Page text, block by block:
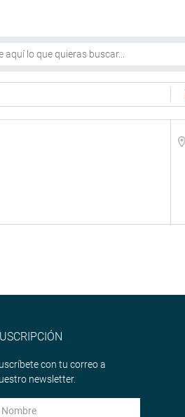
con tu correo a
newsletter.